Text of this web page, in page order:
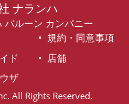
ナランハ
バルーン カンパニー
規約・同意事項
ド
店舗
ザ
All Rights Reserved.